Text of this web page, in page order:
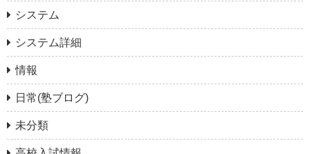
システム
システム詳細
情報
日常(塾ブログ)
未分類